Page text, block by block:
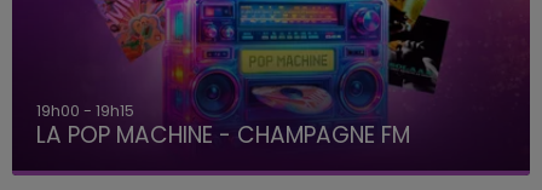
19h00 - 19h15
LA POP MACHINE - CHAMPAGNE FM